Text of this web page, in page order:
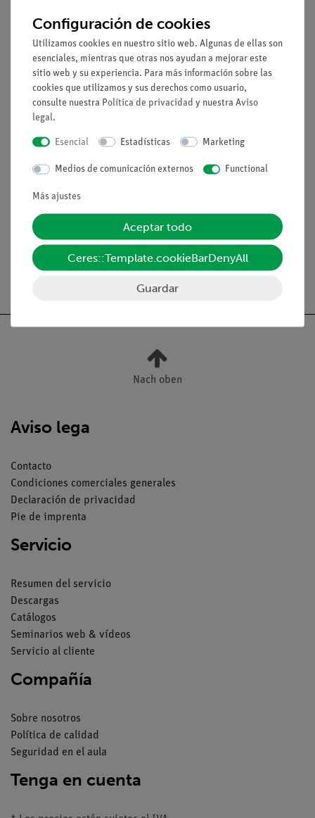
A, 500 mm, ROJO
01
CABLE DE CONEXION, 19
A, 500 mm, AZUL
07314-
04
Multímetro analógico,
600V AC/DC, 10A
contra sobrecargas
07021-
2
CC: 0...12 V, 2 A / CA: 6
V, 12 V, 5 A
Nach oben
Aviso lega
Contacto
Condiciones comerciales generales
Declaración de privacidad
Pie de imprenta
Servicio
Resumen del servicio
Descargas
Catálogos
Seminarios web & vídeos
Servicio al cliente
Compañía
Sobre nosotros
Política de calidad
Seguridad en el aula
Tenga en cuenta
Configuración de cookies
Utilizamos cookies en nuestro sitio web. Algunas de ellas son
esenciales, mientras que otras nos ayudan a mejorar este
sitio web y su experiencia. Para más información sobre las
cookies que utilizamos y sus derechos como usuario,
consulte nuestra Política de privacidad y nuestra Aviso
legal.
Esencial Estadísticas Marketing
Medios de comunicación externos Functional
Más ajustes
Aceptar todo
Ceres::Template.cookieBarDenyAll
Guardar